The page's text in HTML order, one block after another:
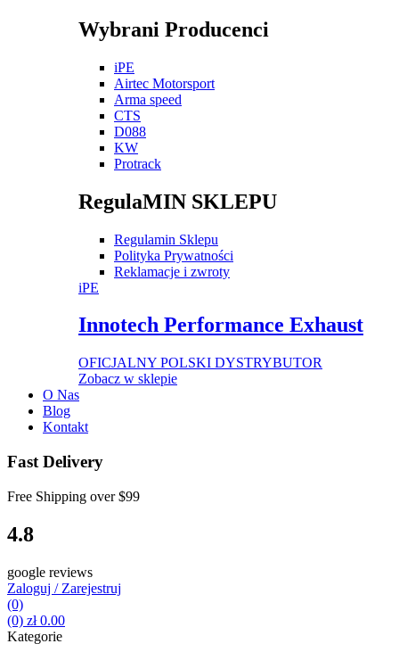
Wybrani Producenci
iPE
Airtec Motorsport
Arma speed
CTS
D088
KW
Protrack
RegulaMIN SKLEPU
Regulamin Sklepu
Polityka Prywatności
Reklamacje i zwroty
iPE
Innotech Performance Exhaust
OFICJALNY POLSKI DYSTRYBUTOR
Zobacz w sklepie
O Nas
Blog
Kontakt
Fast Delivery
Free Shipping over$99
4.8
google reviews
Zaloguj / Zarejestruj
(0)
(0) zł0.00
Kategorie